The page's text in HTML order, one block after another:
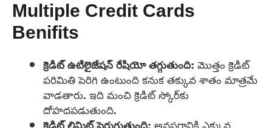
Multiple Credit Cards
Benifits
క్రెడిట్ ఉటిలైజేషన్ రేషియో తగ్గుతుంది:మొత్తం క్రెడిట్
పరిమితి పెరిగి ఉంటుంది కనుక తక్కువ శాతం మాత్రమే
వాడతారు. ఇది మంచి క్రెడిట్ స్కోర్‌కు
దోహదపడుతుంది.